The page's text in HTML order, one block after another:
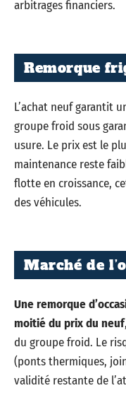
arbitrages financiers.
Remorque
L’achat neuf garantit
groupe froid sous
usure. Le prix est le
maintenance reste
flotte en croissance,
des véhicules.
Marché de
Une remorque
moitié du prix du neuf
du groupe froid. Le
(ponts thermiques,
validité restante de